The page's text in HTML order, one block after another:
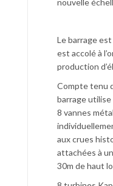
nouvelle
Le barrage
est accolé à
production
Compte tenu
barrage
8 vannes
aux crues
attachées à
30m de haut